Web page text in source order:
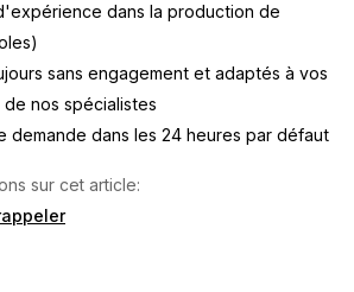
dans la production de
sans engagement et adaptés à vos
nos spécialistes
demande dans les 24 heures par défaut
sur cet article:
machine ? Contactez-nous via ce